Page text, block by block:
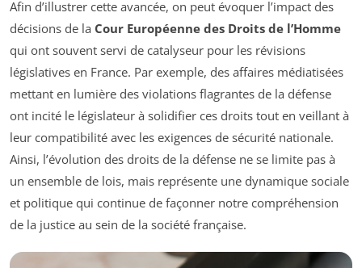
Afin d’illustrer cette avancée, on peut évoquer l’impact des
décisions de la Cour Européenne des Droits de l’Homme
qui ont souvent servi de catalyseur pour les révisions
législatives en France. Par exemple, des affaires médiatisées
mettant en lumière des violations flagrantes de la défense
ont incité le législateur à solidifier ces droits tout en veillant à
leur compatibilité avec les exigences de sécurité nationale.
Ainsi, l’évolution des droits de la défense ne se limite pas à
un ensemble de lois, mais représente une dynamique sociale
et politique qui continue de façonner notre compréhension
de la justice au sein de la société française.